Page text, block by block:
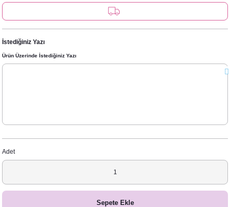
İstediğiniz Yazı
Ürün Üzerinde İstediğiniz Yazı
Adet
Sepete Ekle